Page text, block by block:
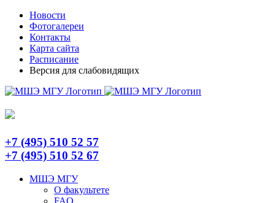
Skip
content
TelegramНовости
Фотогалереи
Контакты
Карта сайта
Расписание
Версия для слабовидящих
+7 (495) 510 52 57
+7 (495) 510 52 67
МШЭ МГУ
О факультете